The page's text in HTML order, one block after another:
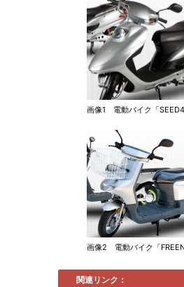
画像1 電動バイク「
画像2 電動バイク「
関連リンク：